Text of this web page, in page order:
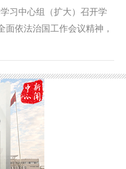
昌华，陕西省委常委、省
委书记赵万东致辞。西北
级人民法院党组书记、院长
“数字安全刑法保障体系建
研究”“民营经济发展的刑
”“刑法理论前沿问题研
展、高水平安全的刑法保
期间，中国刑法学研究会
岭革命旧址管理处，安吴
德革命纪念馆和八路军西
他们以“史料+故事+情
岁月，重温那段救亡图存
里转折》借沉浸式讲述重
生直观感受共产党人在民族
义战士白求恩》深情讲述了
战前线，用生命践行人道主
人”的崇高境界；情景讲述
典新歌剧》，聚焦1945
习中心组（扩大）召开学
依法治国工作会议精神，
中心组（扩大）会议精
部书记、行政人员、辅导员
。 会议强调，习近平总书
大以来法治中国建设取得的
国特色社会主义法治体系、
提出明确要求，进一步明确
、方向性问题，深化了对社
征程上推进全面依法治国